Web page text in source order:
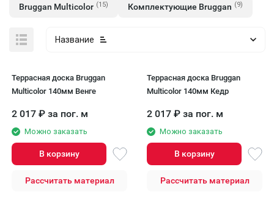
Bruggan Multicolor (15) Комплектующие Bruggan (9)
Название
Террасная доска Bruggan
Multicolor 140мм Венге
2 017 ₽ за пог. м
Можно заказать
В корзину
Рассчитать материал
Террасная доска Bruggan
Multicolor 140мм Кедр
2 017 ₽ за пог. м
Можно заказать
В корзину
Рассчитать материал